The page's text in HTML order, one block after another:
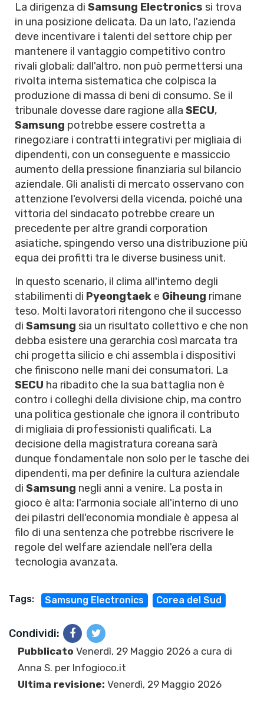
La dirigenza di Samsung Electronics si trova
in una posizione delicata. Da un lato, l'azienda
deve incentivare i talenti del settore chip per
mantenere il vantaggio competitivo contro
rivali globali; dall'altro, non può permettersi una
rivolta interna sistematica che colpisca la
produzione di massa di beni di consumo. Se il
tribunale dovesse dare ragione alla SECU,
Samsung potrebbe essere costretta a
rinegoziare i contratti integrativi per migliaia di
dipendenti, con un conseguente e massiccio
aumento della pressione finanziaria sul bilancio
aziendale. Gli analisti di mercato osservano con
attenzione l'evolversi della vicenda, poiché una
vittoria del sindacato potrebbe creare un
precedente per altre grandi corporation
asiatiche, spingendo verso una distribuzione più
equa dei profitti tra le diverse business unit.
In questo scenario, il clima all'interno degli
stabilimenti di Pyeongtaek e Giheung rimane
teso. Molti lavoratori ritengono che il successo
di Samsung sia un risultato collettivo e che non
debba esistere una gerarchia così marcata tra
chi progetta silicio e chi assembla i dispositivi
che finiscono nelle mani dei consumatori. La
SECU ha ribadito che la sua battaglia non è
contro i colleghi della divisione chip, ma contro
una politica gestionale che ignora il contributo
di migliaia di professionisti qualificati. La
decisione della magistratura coreana sarà
dunque fondamentale non solo per le tasche dei
dipendenti, ma per definire la cultura aziendale
di Samsung negli anni a venire. La posta in
gioco è alta: l'armonia sociale all'interno di uno
dei pilastri dell'economia mondiale è appesa al
filo di una sentenza che potrebbe riscrivere le
regole del welfare aziendale nell'era della
tecnologia avanzata.
Tags: Samsung Electronics Corea del Sud
Condividi:
Pubblicato Venerdì, 29 Maggio 2026 a cura di
Anna S. per Infogioco.it
Ultima revisione: Venerdì, 29 Maggio 2026